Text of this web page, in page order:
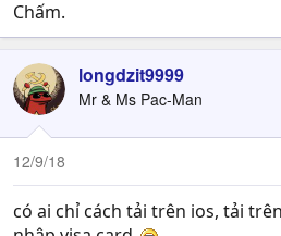
Chấm.
longdzit9999
Mr & Ms Pac-Man
12/9/18
có ai chỉ cách tải trên ios, tải